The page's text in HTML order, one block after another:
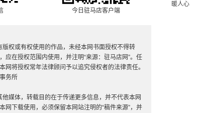
今日驻马店客户端
权或有权使用的作品，未经本网书面授权不得转
在授权范围内使用，并注明“来源：驻马店网”。任
将授权常年法律顾问予以追究侵权者的法律责任。
务所
媒体，转载目的在于传递更多信息，并不代表本网
下载使用，必须保留本网站注明的“稿件来源”，并
暖人心